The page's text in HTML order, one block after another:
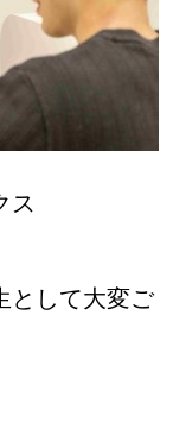
ス
として大変ご